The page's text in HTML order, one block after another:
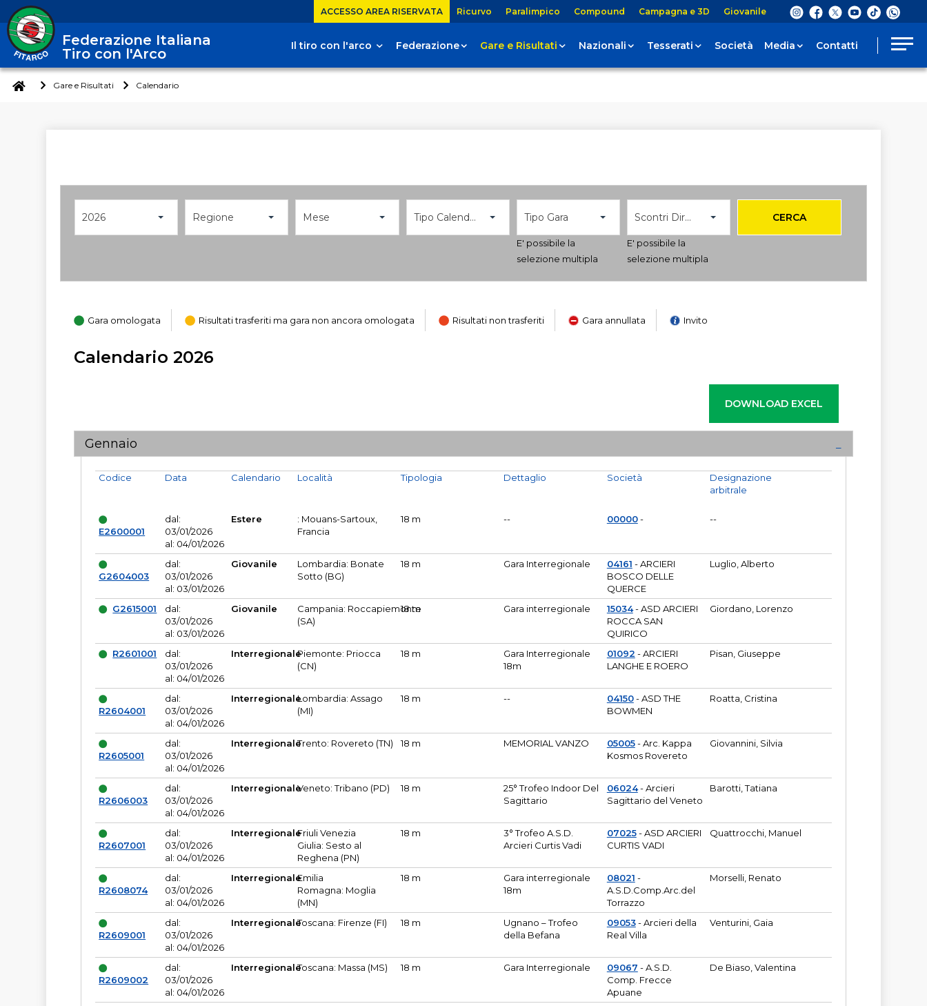
ACCESSO AREA RISERVATA Ricurvo Paralimpico Compound Campagna e 3D Giovanile
Federazione Italiana
Tiro con l'Arco
Il tiro con l'arco Federazione Gare e Risultati Nazionali Tesserati Società Media Contatti
Gare e Risultati Calendario
2026 Regione Mese Tipo Calendario Tipo Gara
E' possibile la
selezione multipla
Scontri Diretti
E' possibile la
selezione multipla
CERCA
Gara omologata Risultati trasferiti ma gara non ancora omologata Risultati non trasferiti Gara annullata Invito
Calendario 2026
Gennaio
Codice
E2600001
Data
dal:
03/01/2026
al: 04/01/2026
Calendario
Estere
Località
: Mouans-Sartoux,
Francia
Tipologia
18 m
Dettaglio
--
Società
00000-
Designazione
arbitrale
--
G2604003
dal:
03/01/2026
al: 03/01/2026
Giovanile
Lombardia: Bonate
Sotto (BG)
18 m Gara Interregionale 04161 - ARCIERI
BOSCO DELLE
QUERCE
Luglio, Alberto
G2615001
dal:
03/01/2026
al: 03/01/2026
Giovanile
Campania: Roccapiemonte
(SA)
18 m Gara interregionale 15034- ASD ARCIERI
ROCCA SAN
QUIRICO
Giordano, Lorenzo
R2601001
dal:
03/01/2026
al: 04/01/2026
InterregionalePiemonte: Priocca
(CN)
18 m
Gara Interregionale
18m
01092 - ARCIERI
LANGHE E ROERO
Pisan, Giuseppe
R2604001
dal:
03/01/2026
al: 04/01/2026
InterregionaleLombardia: Assago
(MI)
18 m -- 04150- ASD THE
BOWMEN
Roatta, Cristina
R2605001
dal:
03/01/2026
al: 04/01/2026
InterregionaleTrento: Rovereto (TN) 18 m MEMORIAL VANZO 05005- Arc. Kappa
Kosmos Rovereto
Giovannini, Silvia
R2606003
dal:
03/01/2026
al: 04/01/2026
InterregionaleVeneto: Tribano (PD) 18 m
25° Trofeo Indoor Del
Sagittario
06024- Arcieri
Sagittario del Veneto
Barotti, Tatiana
R2607001
dal:
03/01/2026
al: 04/01/2026
InterregionaleFriuli Venezia
Giulia: Sesto al
Reghena (PN)
18 m
3° Trofeo A.S.D.
Arcieri Curtis Vadi
07025- ASD ARCIERI
CURTIS VADI
Quattrocchi, Manuel
R2608074
dal:
03/01/2026
al: 04/01/2026
InterregionaleEmilia
Romagna: Moglia
(MN)
18 m
Gara interregionale
18m
08021 -
A.S.D.Comp.Arc.del
Torrazzo
Morselli, Renato
R2609001
dal:
03/01/2026
al: 04/01/2026
InterregionaleToscana: Firenze (FI) 18 m
Ugnano – Trofeo
della Befana
09053- Arcieri della
Real Villa
Venturini, Gaia
R2609002
dal:
03/01/2026
al: 04/01/2026
InterregionaleToscana: Massa (MS) 18 m Gara Interregionale 09067 - A.S.D.
Comp. Frecce
Apuane
De Biaso, Valentina